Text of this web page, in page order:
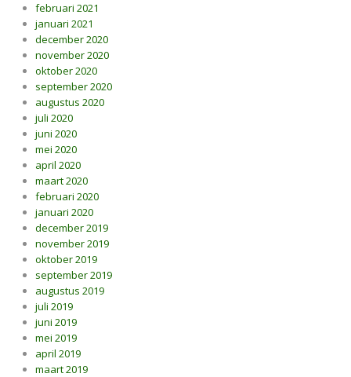
februari 2021
januari 2021
december 2020
november 2020
oktober 2020
september 2020
augustus 2020
juli 2020
juni 2020
mei 2020
april 2020
maart 2020
februari 2020
januari 2020
december 2019
november 2019
oktober 2019
september 2019
augustus 2019
juli 2019
juni 2019
mei 2019
april 2019
maart 2019